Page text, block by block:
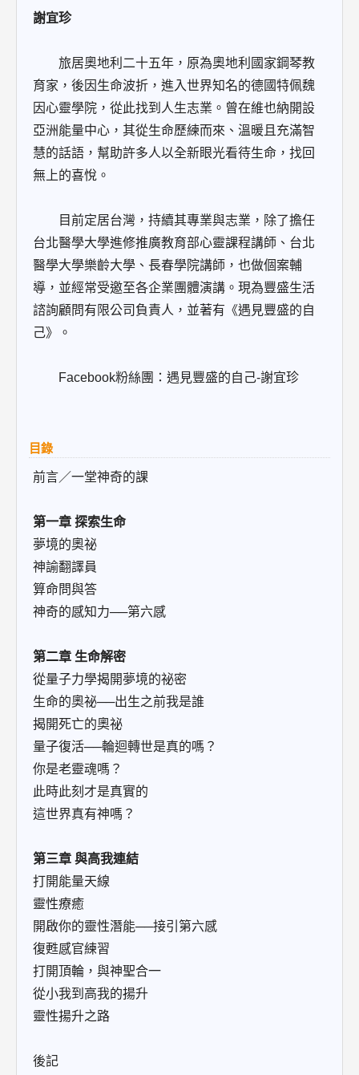
謝宜珍
旅居奧地利二十五年，原為奧地利國家鋼琴教
育家，後因生命波折，進入世界知名的德國特佩魏
因心靈學院，從此找到人生志業。曾在維也納開設
亞洲能量中心，其從生命歷練而來、溫暖且充滿智
慧的話語，幫助許多人以全新眼光看待生命，找回
無上的喜悅。
目前定居台灣，持續其專業與志業，除了擔任
台北醫學大學進修推廣教育部心靈課程講師、台北
醫學大學樂齡大學、長春學院講師，也做個案輔
導，並經常受邀至各企業團體演講。現為豐盛生活
諮詢顧問有限公司負責人，並著有《遇見豐盛的自
己》。
Facebook粉絲團：遇見豐盛的自己-謝宜珍
目錄
前言／一堂神奇的課
第一章 探索生命
夢境的奧祕
神諭翻譯員
算命問與答
神奇的感知力──第六感
第二章 生命解密
從量子力學揭開夢境的祕密
生命的奧祕──出生之前我是誰
揭開死亡的奧祕
量子復活──輪迴轉世是真的嗎？
你是老靈魂嗎？
此時此刻才是真實的
這世界真有神嗎？
第三章 與高我連結
打開能量天線
靈性療癒
開啟你的靈性潛能──接引第六感
復甦感官練習
打開頂輪，與神聖合一
從小我到高我的揚升
靈性揚升之路
後記